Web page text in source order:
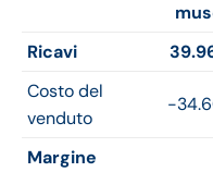
Ricavi
Costo del
venduto
-
Margine